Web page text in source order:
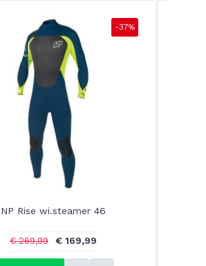
-37%
NP Rise wi.steamer 46
€ 269,99 € 169,99